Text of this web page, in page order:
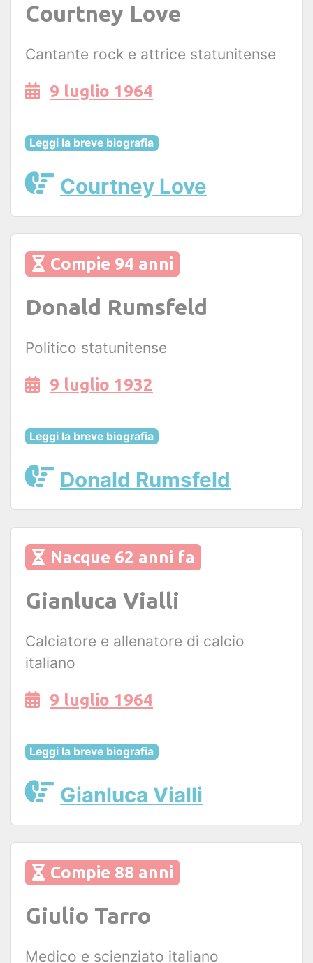
Courtney Love
Cantante rock e attrice statunitense
9 luglio 1964
Leggi la breve biografia
Courtney Love
Compie 94 anni
Donald Rumsfeld
Politico statunitense
9 luglio 1932
Leggi la breve biografia
Donald Rumsfeld
Nacque 62 anni fa
Gianluca Vialli
Calciatore e allenatore di calcio
italiano
9 luglio 1964
Leggi la breve biografia
Gianluca Vialli
Compie 88 anni
Giulio Tarro
Medico e scienziato italiano